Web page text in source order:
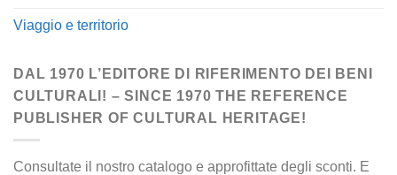
Viaggio e territorio
DAL 1970 L’EDITORE DI RIFERIMENTO DEI BENI
CULTURALI! – SINCE 1970 THE REFERENCE
PUBLISHER OF CULTURAL HERITAGE!
Consultate il nostro catalogo e approfittate degli sconti. E